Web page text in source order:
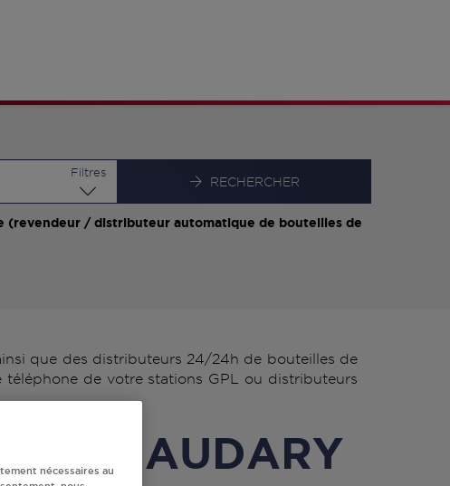
Filtres
RECHERCHER
/ distributeur automatique de bouteilles de
que des distributeurs 24/24h de bouteilles de
téléphone de votre stations GPL ou distributeurs
nécessaires au